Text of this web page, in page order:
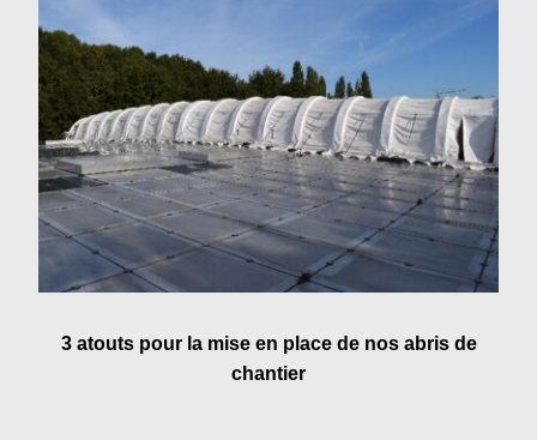
3 atouts pour la mise en place de nos abris de
chantier